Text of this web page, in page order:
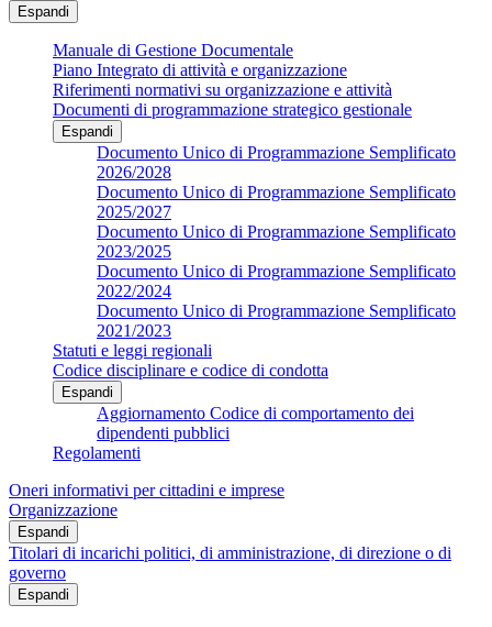
Espandi
Manuale di Gestione Documentale
Piano Integrato di attività e organizzazione
Riferimenti normativi su organizzazione e attività
Documenti di programmazione strategico gestionale
Espandi
Documento Unico di Programmazione Semplificato
2026/2028
Documento Unico di Programmazione Semplificato
2025/2027
Documento Unico di Programmazione Semplificato
2023/2025
Documento Unico di Programmazione Semplificato
2022/2024
Documento Unico di Programmazione Semplificato
2021/2023
Statuti e leggi regionali
Codice disciplinare e codice di condotta
Espandi
Aggiornamento Codice di comportamento dei
dipendenti pubblici
Regolamenti
Oneri informativi per cittadini e imprese
Organizzazione
Espandi
Titolari di incarichi politici, di amministrazione, di direzione o di
governo
Espandi